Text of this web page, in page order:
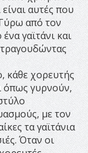
αυτές που
από τον
γαϊτάνι και
κάθε χορευτής
όπως γυρνούν,
με τον
τα γαϊτάνια
Όταν οι